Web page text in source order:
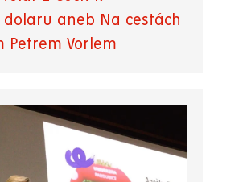
aneb Na cestách
Petrem Vorlem